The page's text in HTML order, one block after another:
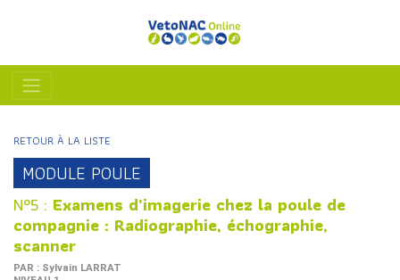
RETOUR À LA LISTE
MODULE POULE
N°5 : Examens d’imagerie chez la poule de
compagnie : Radiographie, échographie,
scanner
PAR : Sylvain LARRAT